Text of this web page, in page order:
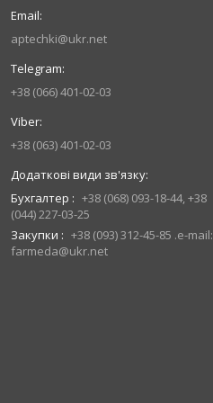
aptechki@ukr.net
+38 (066) 401-02-03
+38 (063) 401-02-03
Бухгалтер
+38 (068) 093-18-44, +38
(044) 227-03-25
Закупки
+38 (093) 312-45-85 .e-mail:
farmeda@ukr.net